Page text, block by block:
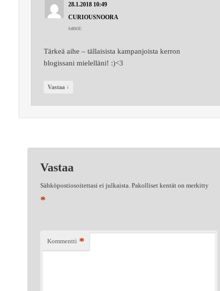
28.1.2018 10:49
CURIOUSNOORA
sanoi:
Tärkeä aihe – tällaisista kampanjoista kerron
blogissani mielelläni! :)<3
Vastaa ↓
Vastaa
Sähköpostiosoitettasi ei julkaista. Pakolliset kentät on merkitty
*
Kommentti *